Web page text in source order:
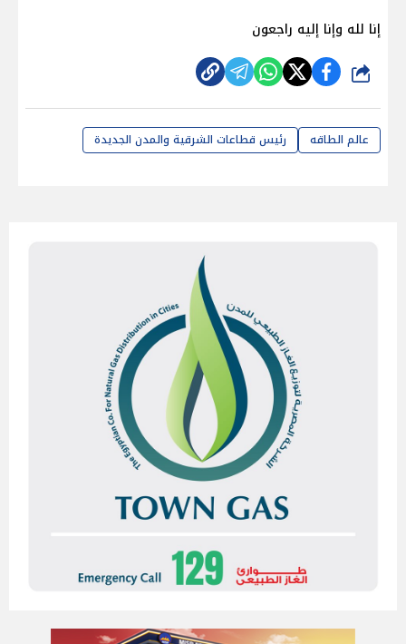
إنا لله وإنا إليه راجعون
شارك
عالم الطاقه رئيس قطاعات الشرقية والمدن الجديدة